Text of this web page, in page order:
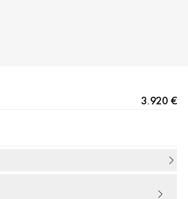
3.920 €